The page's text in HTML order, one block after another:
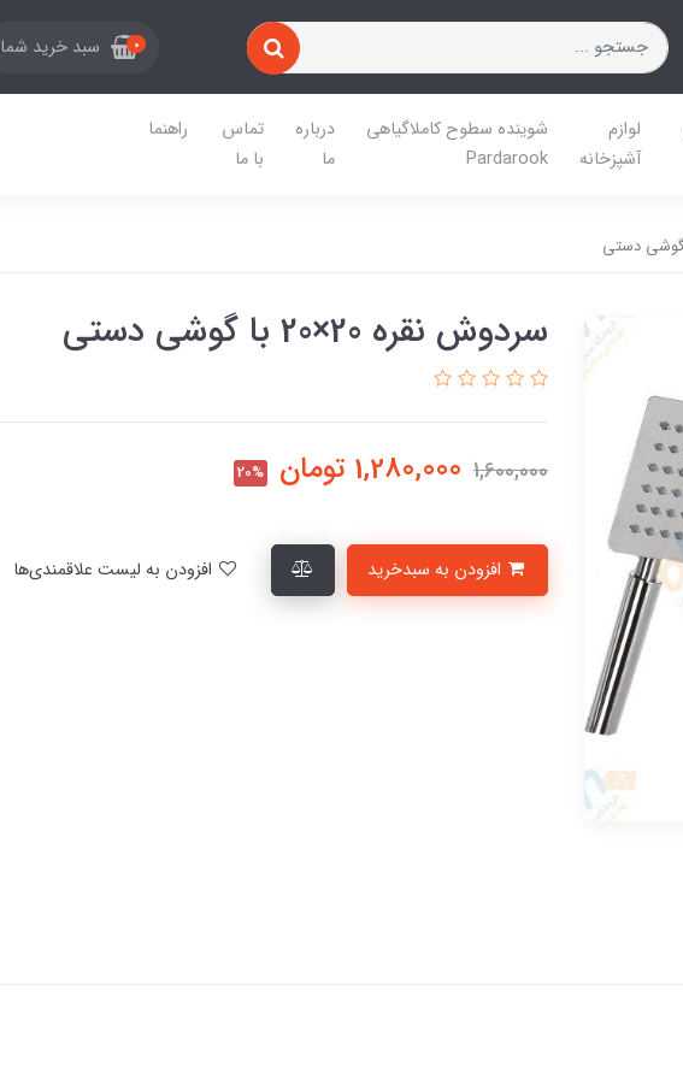
0 سبد خرید شما
لوازم
آشپزخانه
شوینده سطوح کاملاگیاهی
Pardarook
درباره
ما
تماس
با ما
راهنما
سردوش نقره 20×20 با گوشی دستی
1,600,000
1,280,000 تومان 20%